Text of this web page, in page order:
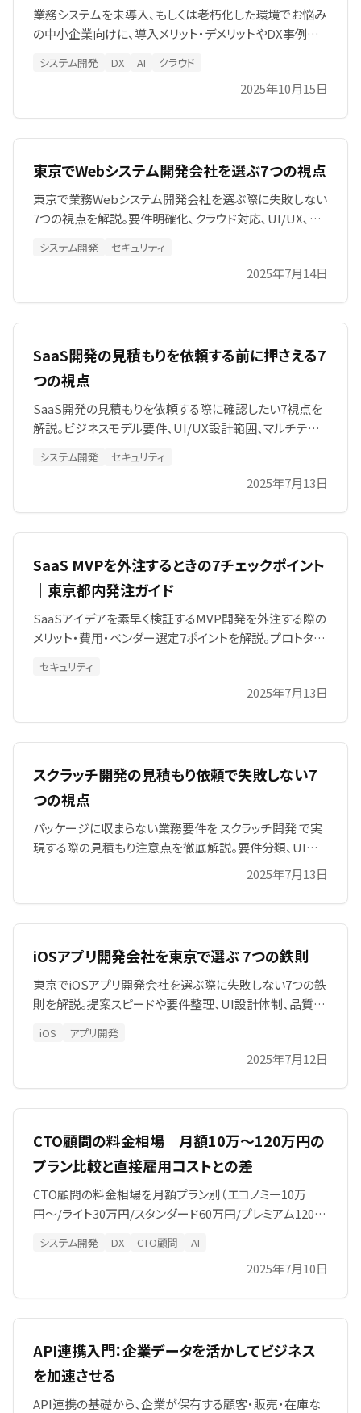
業務システムを未導入、もしくは老朽化した環境でお悩み
の中小企業向けに、導入メリット・デメリットやDX事例を
Excel、ペーパーレス、OCRなどを活用した効率化策、導入
ステップも紹介しています。SIA株式会社のサービス情報
システム開発 DX AI クラウド
2025年10月15日
東京でWebシステム開発会社を選ぶ7つの視点
東京で業務Webシステム開発会社を選ぶ際に失敗しない
7つの視点を解説。要件明確化､クラウド対応､UI/UX､見
するポイントと、基幹業務Web化や新規サービス立ち上げ
成功へ導く実績・技術スタック・開発プロセスのチェックリ
システム開発 セキュリティ
2025年7月14日
SaaS開発の見積もりを依頼する前に押さえる7
つの視点
SaaS開発の見積もりを依頼する際に確認したい7視点を
解説。ビジネスモデル要件、UI/UX設計範囲、マルチテナ
根拠、変更管理のコツをチェックリスト付きで紹介。要件
が未確定でも段階見積で進める方法や内製移行のポイン
システム開発 セキュリティ
2025年7月13日
SaaS MVPを外注するときの7チェックポイント
｜東京都内発注ガイド
SaaSアイデアを素早く検証するMVP開発を外注する際の
メリット・費用・ベンダー選定7ポイントを解説。プロトタイ
ップ伴走までSIAが支援。リスク管理・契約形態・アジャイ
ル体制・海外オフショア比較も網羅。初回相談無料、東京
セキュリティ
2025年7月13日
スクラッチ開発の見積もり依頼で失敗しない7
つの視点
パッケージに収まらない業務要件を スクラッチ開発 で実
現する際の見積もり注意点を徹底解説。要件分類、UIデ
ザイナー範囲、工程成果物、受入基準、保守区分、明細根
支援するSIAのノウハウ記事。費用の透明化と スクラッチ
システム開発 の見積もりの説明をおこないます。
2025年7月13日
iOSアプリ開発会社を東京で選ぶ 7つの鉄則
東京でiOSアプリ開発会社を選ぶ際に失敗しない7つの鉄
則を解説。提案スピードや要件整理、UI設計体制、品質保
ストを提示。スタートアップや業務改善案件の担当者に向
け、適正見積やKPI達成を左右する選定シート付き。東京
iOS アプリ開発
2025年7月12日
CTO顧問の料金相場｜月額10万〜120万円の
プラン比較と直接雇用コストとの差
CTO顧問の料金相場を月額プラン別（エコノミー10万
円〜/ライト30万円/スタンダード60万円/プレミアム120万
超）との比較、顧問料に含まれる支援内容、開発作業が別
見積もりになる理由まで、費用対効果の視点でお伝えしま
システム開発 DX CTO顧問 AI
2025年7月10日
API連携入門：企業データを活かしてビジネス
を加速させる
API連携の基礎から、企業が保有する顧客・販売・在庫な